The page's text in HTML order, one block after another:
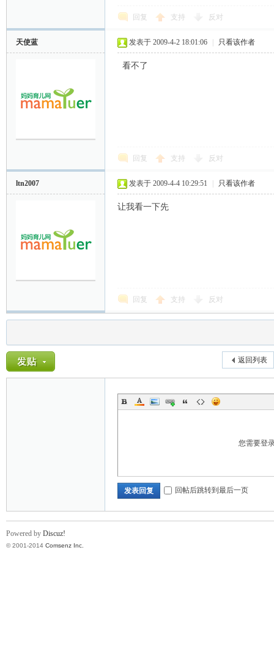
回复 支持 反对
天使蓝 发表于 2009-4-2 18:01:06 只看该作者
看不了
回复 支持 反对
ltn2007 发表于 2009-4-4 10:29:51 只看该作者
让我看一下先
回复 支持 反对
返回列表
您需要登
发表回复 回帖后跳转到最后一页
Powered by Discuz!
© 2001-2014 Comsenz Inc.